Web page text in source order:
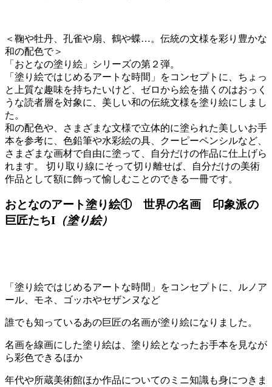
＜鞠や牡丹、孔雀や扇、鶴や蝶…。伝統の文様を彩り豊かな
和の配色で＞
「おとなの塗り絵」シリーズの第２弾。
「塗り絵ではじめるアートな時間」をコンセプトに、ちょっ
と上質な趣味を持ちたいけど、ゼロから絵を描くのはおっく
うな読者層を対象に、美しい和の伝統文様を塗り絵にしまし
た。
和の配色や、さまざまな文様で立体的に塗られた美しいお手
本を参考に、色鉛筆や水彩絵の具、クーピーペンシルなど、
さまざまな画材で自由に塗って、自分だけの作品に仕上げら
れます。 切り取り線にそって切り離せば、自分だけの美術
作品として額に飾って愉しむことのできる一冊です。
おとなのアート塗り絵① 世界の名画 印象派の
巨匠たちI （塗り絵）
「塗り絵ではじめるアートな時間」をコンセプトに、ルノア
ール、モネ、ゴッホやセザンヌなど
誰でも知っているあの巨匠の名画が塗り絵になりました。
名画を線画にした塗り絵は、塗り絵となったお手本を見なが
ら彩色できるほか
年代や所蔵美術館ほか作品についてのミニ知識も身につきま